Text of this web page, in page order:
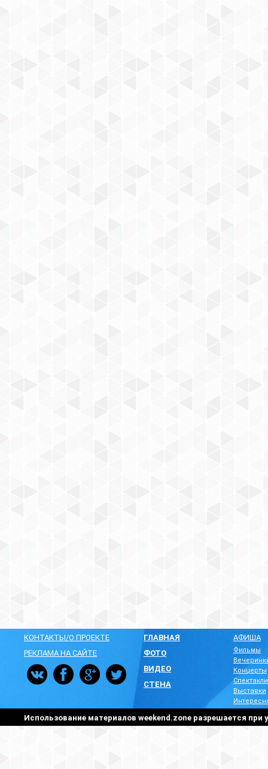
КОНТАКТЫ/О ПРОЕКТЕ
РЕКЛАМА НА САЙТЕ
ГЛАВНАЯ
ФОТО
ВИДЕО
СТЕНА
АФИША
Фильмы
Концерты
Спектакли
Выставки
Использование материалов weekend.zone разрешается